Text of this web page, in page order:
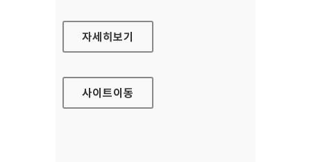
서울장애인종합복지관 대표 홈페이지
자세히보기
사이트이동